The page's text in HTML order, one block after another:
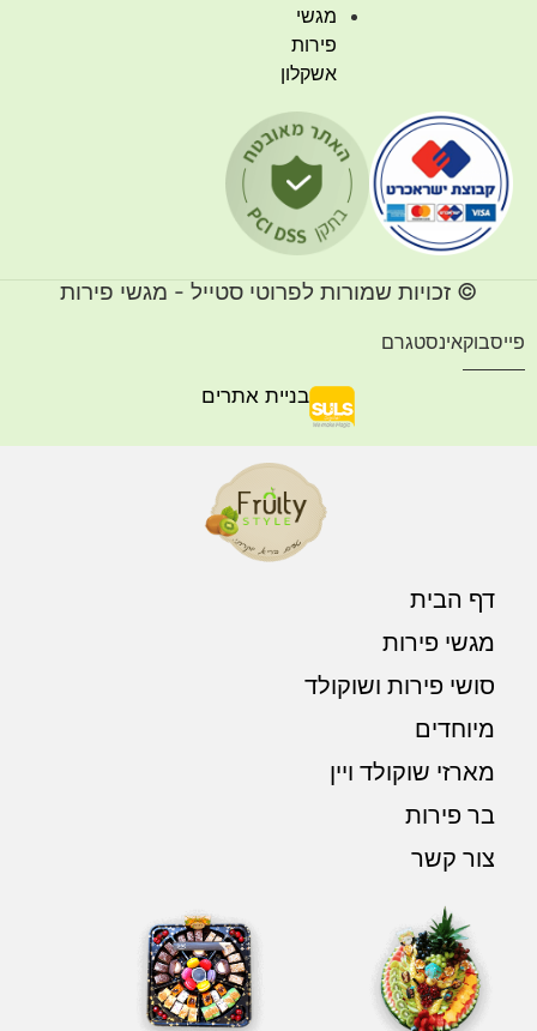
מגשי
פירות
אשקלון
© זכויות שמורות לפרוטי סטייל - מגשי פירות
בניית אתרים
אינסטגרם
דף הבית
מגשי פירות
סושי פירות ושוקולד
מיוחדים
מארזי שוקולד ויין
בר פירות
צור קשר